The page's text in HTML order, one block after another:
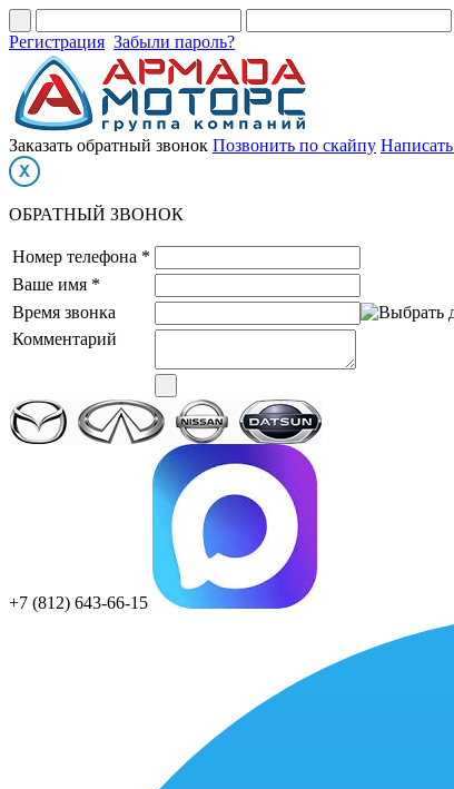
Регистрация Забыли пароль?
Заказать обратный звонок Позвонить по скайпу
ОБРАТНЫЙ ЗВОНОК
Номер телефона *
Ваше имя *
Время звонка
Комментарий
+7 (812) 643-66-15